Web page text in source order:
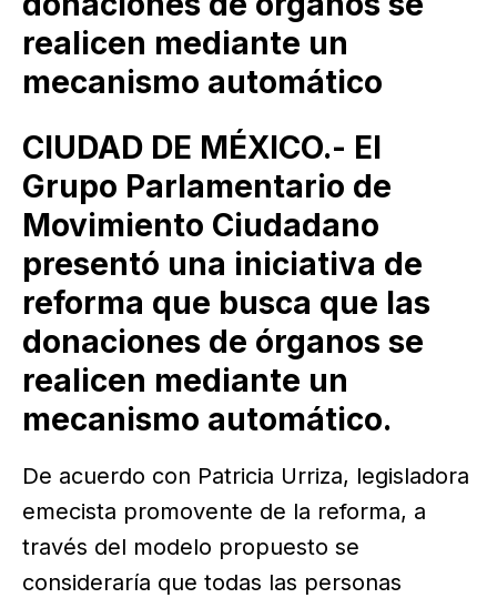
realicen mediante un
mecanismo automático
CIUDAD DE MÉXICO.- El
Grupo Parlamentario de
Movimiento Ciudadano
presentó una iniciativa de
reforma que busca que las
donaciones de órganos se
realicen mediante un
mecanismo automático.
De acuerdo con Patricia Urriza, legisladora
emecista promovente de la reforma, a
través del modelo propuesto se
consideraría que todas las personas